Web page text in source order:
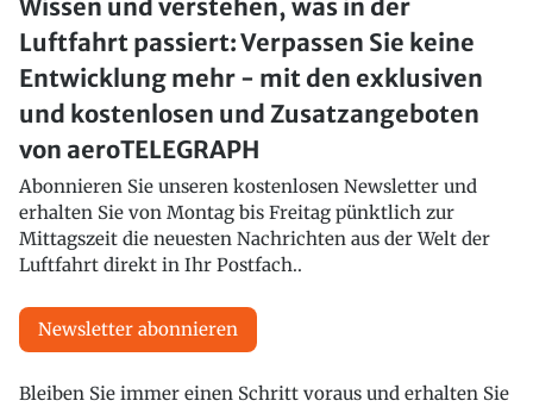
Wissen und verstehen, was in der
Luftfahrt passiert: Verpassen Sie keine
Entwicklung mehr - mit den exklusiven
und kostenlosen und Zusatzangeboten
von aeroTELEGRAPH
Abonnieren Sie unseren kostenlosen Newsletter und
erhalten Sie von Montag bis Freitag pünktlich zur
Mittagszeit die neuesten Nachrichten aus der Welt der
Luftfahrt direkt in Ihr Postfach..
Newsletter abonnieren
Bleiben Sie immer einen Schritt voraus und erhalten Sie